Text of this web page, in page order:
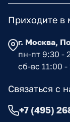
Приходите в
г. Москва,
пн-пт 9:30 -
сб-вс 11:00 -
Связаться с
+7 (495)